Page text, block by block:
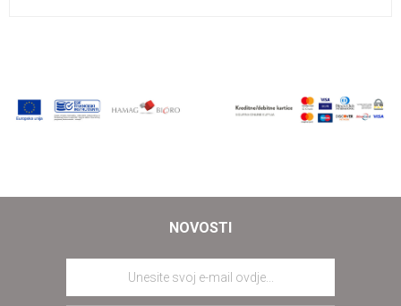
NOVOSTI